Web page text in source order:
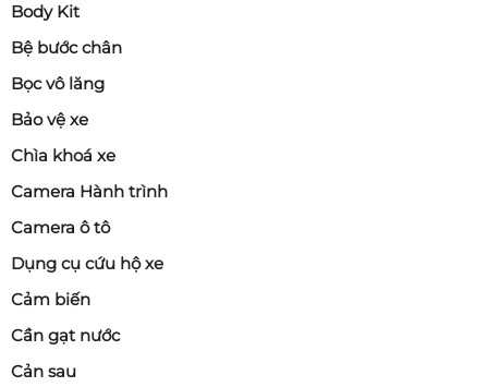
Body Kit
Bệ bước chân
Bọc vô lăng
Bảo vệ xe
Chìa khoá xe
Camera Hành trình
Camera ô tô
Dụng cụ cứu hộ xe
Cảm biến
Cần gạt nước
Cản sau